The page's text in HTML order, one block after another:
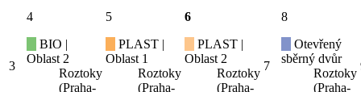
3
4
BIO |
Oblast 2
Roztoky
(Praha-
5
PLAST |
Oblast 1
Roztoky
(Praha-
6
PLAST |
Oblast 2
Roztoky
(Praha-
7
8
Otevřený
sběrný dvůr
Roztoky
(Praha-